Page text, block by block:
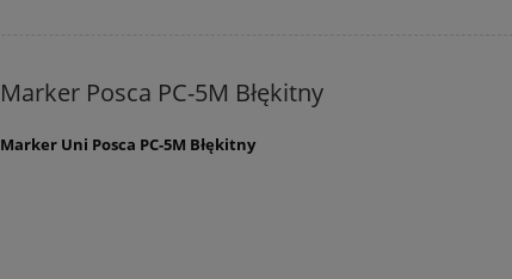
Marker Posca PC-5M Błękitny
Marker Uni Posca PC-5M Błękitny